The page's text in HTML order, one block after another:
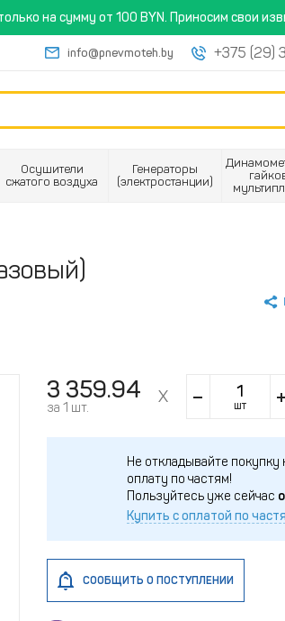
на сумму от 100 BYN. Приносим свои
info@pnevmoteh.by +375 (29)
Осушители
сжатого воздуха
Генераторы
(электростанции)
3 359.94
за 1 шт. шт
Не откладывайте
оплату по частям!
Пользуйтесь уже сейчас
Купить с оплатой по
СООБЩИТЬ О ПОСТУПЛЕНИИ